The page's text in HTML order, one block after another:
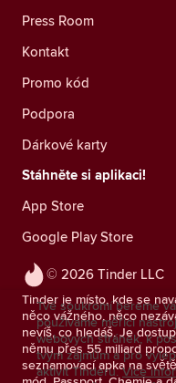
© 2026 Tinder LLC
Tinder je místo, kde se
něco vážného, něco
nevíš, co hledáš. Je
němu přes 55 miliard
seznamovací apka na
Press Room
Kontakt
Promo kód
Podpora
Dárkové karty
Stáhněte si aplikaci!
App Store
Google Play Store
Tvé soukromí bereme
používáme měřicí
webových stránek, k
tvým zájmům a pro
aktivit Tinderu. Více